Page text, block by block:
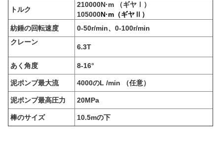
トルク
210000N·m （ギヤⅠ）
105000N·m（ギヤⅡ）
紡錘の回転速度
0-50r/min、0-100r/min
クレーン
6.3T
あく角度 8-16°
泥ポンプ最大流 4000のL /min （任意）
泥ポンプ最高圧力 20MPa
棒のサイズ 10.5mの下